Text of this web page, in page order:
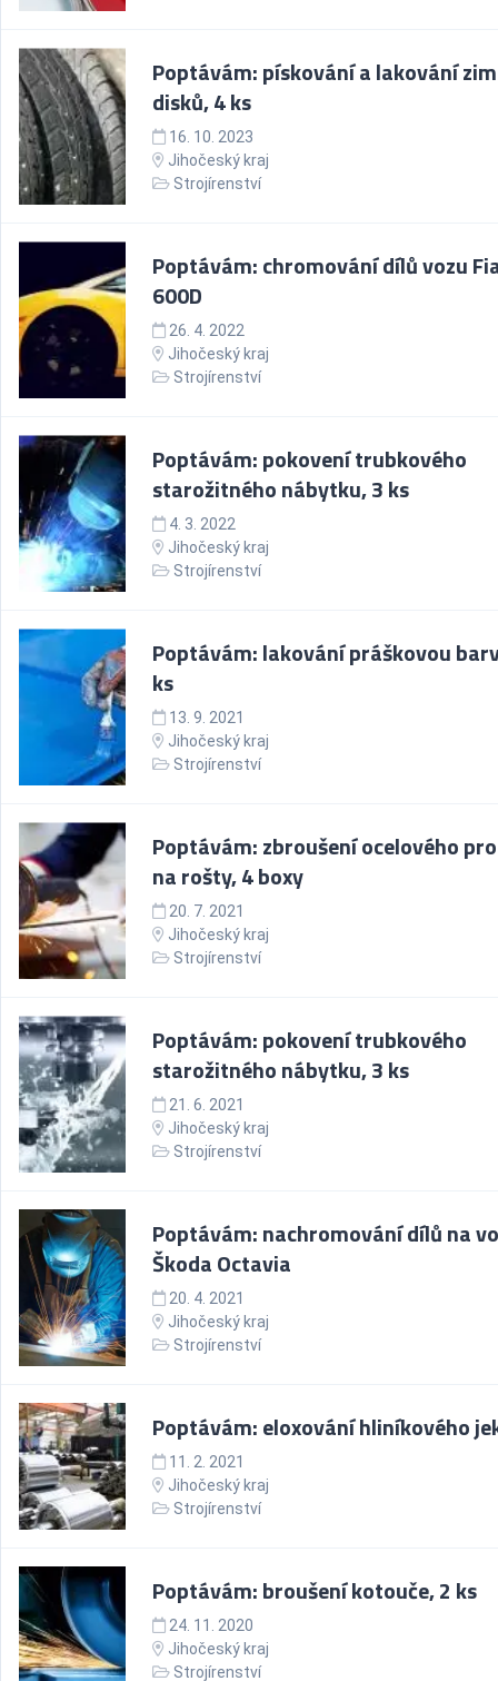
Poptávám: pískování a lakování
disků, 4 ks
16. 10. 2023
Jihočeský kraj
Strojírenství
Poptávám: chromování dílů vozu
600D
26. 4. 2022
Jihočeský kraj
Strojírenství
Poptávám: pokovení trubkového
starožitného nábytku, 3 ks
4. 3. 2022
Jihočeský kraj
Strojírenství
Poptávám: lakování práškovou
ks
13. 9. 2021
Jihočeský kraj
Strojírenství
Poptávám: zbroušení ocelového
na rošty, 4 boxy
20. 7. 2021
Jihočeský kraj
Strojírenství
Poptávám: pokovení trubkového
starožitného nábytku, 3 ks
21. 6. 2021
Jihočeský kraj
Strojírenství
Poptávám: nachromování dílů na
Škoda Octavia
20. 4. 2021
Jihočeský kraj
Strojírenství
Poptávám: eloxování hliníkového
11. 2. 2021
Jihočeský kraj
Strojírenství
Poptávám: broušení kotouče, 2 ks
24. 11. 2020
Jihočeský kraj
Strojírenství